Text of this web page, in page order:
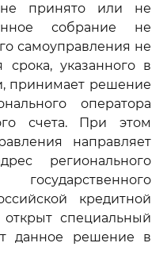
не принято или не
собрание не
самоуправления не
срока, указанного в
принимает решение
оператора
счета. При этом
направляет
регионального
кредитной
специальный
данное решение в